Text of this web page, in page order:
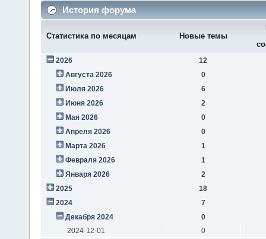
История форума
Статистика по месяцам Новые темы
2026
12
Августа 2026
0
Июля 2026
6
Июня 2026
2
Мая 2026
0
Апреля 2026
0
Марта 2026
1
Февраля 2026
1
Января 2026
2
2025
18
2024
7
Декабря 2024
0
2024-12-01
0